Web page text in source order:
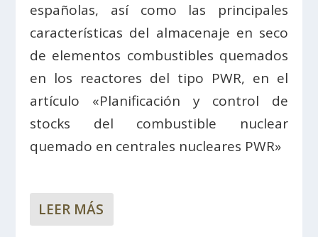
españolas, así como las principales
características del almacenaje en seco
de elementos combustibles quemados
en los reactores del tipo PWR, en el
artículo «Planificación y control de
stocks del combustible nuclear
quemado en centrales nucleares PWR»
LEER MÁS